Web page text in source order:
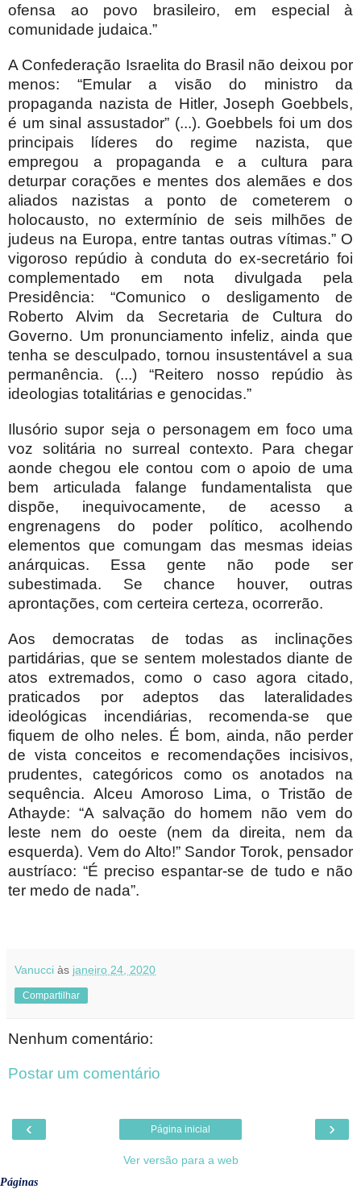
ofensa ao povo brasileiro, em especial à
comunidade judaica.”
A Confederação Israelita do Brasil não deixou por
menos: “Emular a visão do ministro da
propaganda nazista de Hitler, Joseph Goebbels,
é um sinal assustador” (...). Goebbels foi um dos
principais líderes do regime nazista, que
empregou a propaganda e a cultura para
deturpar corações e mentes dos alemães e dos
aliados nazistas a ponto de cometerem o
holocausto, no extermínio de seis milhões de
judeus na Europa, entre tantas outras vítimas.” O
vigoroso repúdio à conduta do ex-secretário foi
complementado em nota divulgada pela
Presidência: “Comunico o desligamento de
Roberto Alvim da Secretaria de Cultura do
Governo. Um pronunciamento infeliz, ainda que
tenha se desculpado, tornou insustentável a sua
permanência. (...) “Reitero nosso repúdio às
ideologias totalitárias e genocidas.”
Ilusório supor seja o personagem em foco uma
voz solitária no surreal contexto. Para chegar
aonde chegou ele contou com o apoio de uma
bem articulada falange fundamentalista que
dispõe, inequivocamente, de acesso a
engrenagens do poder político, acolhendo
elementos que comungam das mesmas ideias
anárquicas. Essa gente não pode ser
subestimada. Se chance houver, outras
aprontações, com certeira certeza, ocorrerão.
Aos democratas de todas as inclinações
partidárias, que se sentem molestados diante de
atos extremados, como o caso agora citado,
praticados por adeptos das lateralidades
ideológicas incendiárias, recomenda-se que
fiquem de olho neles. É bom, ainda, não perder
de vista conceitos e recomendações incisivos,
prudentes, categóricos como os anotados na
sequência. Alceu Amoroso Lima, o Tristão de
Athayde: “A salvação do homem não vem do
leste nem do oeste (nem da direita, nem da
esquerda). Vem do Alto!” Sandor Torok, pensador
austríaco: “É preciso espantar-se de tudo e não
ter medo de nada”.
Vanucci às janeiro 24, 2020
Compartilhar
Nenhum comentário:
Postar um comentário
‹ ›
Página inicial
Ver versão para a web
Páginas